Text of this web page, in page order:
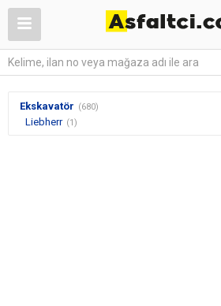
Ekskavatör (680)
Liebherr (1)